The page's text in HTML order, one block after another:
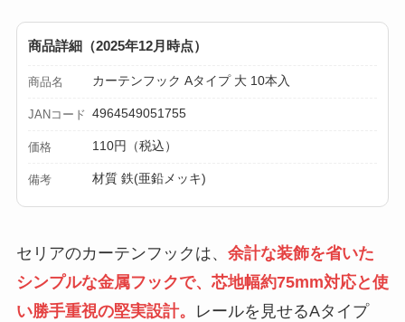
商品詳細（2025年12月時点）
商品名 カーテンフック Aタイプ 大 10本入
JANコード 4964549051755
価格 110円（税込）
備考 材質 鉄(亜鉛メッキ)
セリアのカーテンフックは、 余計な装飾を省いた
シンプルな金属フックで、芯地幅約75mm対応と使
い勝手重視の堅実設計。
レールを見せるAタイプ